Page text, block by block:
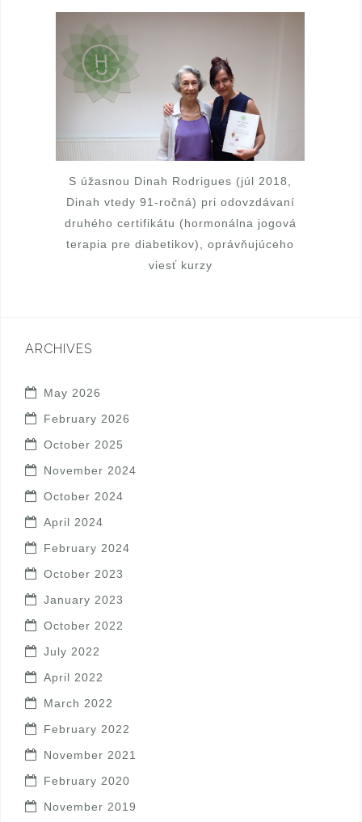
S úžasnou Dinah Rodrigues (júl 2018,
Dinah vtedy 91-ročná) pri odovzdávaní
druhého certifikátu (hormonálna jogová
terapia pre diabetikov), oprávňujúceho
viesť kurzy
ARCHIVES
May 2026
February 2026
October 2025
November 2024
October 2024
April 2024
February 2024
October 2023
January 2023
October 2022
July 2022
April 2022
March 2022
February 2022
November 2021
February 2020
November 2019